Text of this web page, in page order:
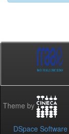
Theme by
DSpace Software